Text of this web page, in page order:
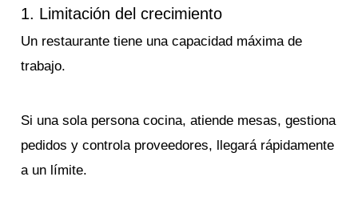
1. Limitación del crecimiento
Un restaurante tiene una capacidad máxima de
trabajo.
Si una sola persona cocina, atiende mesas, gestiona
pedidos y controla proveedores, llegará rápidamente
a un límite.